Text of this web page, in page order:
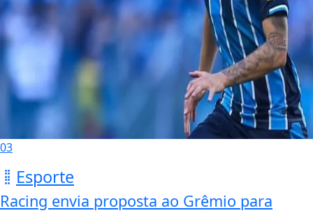
03
Esporte
Racing envia proposta ao Grêmio para